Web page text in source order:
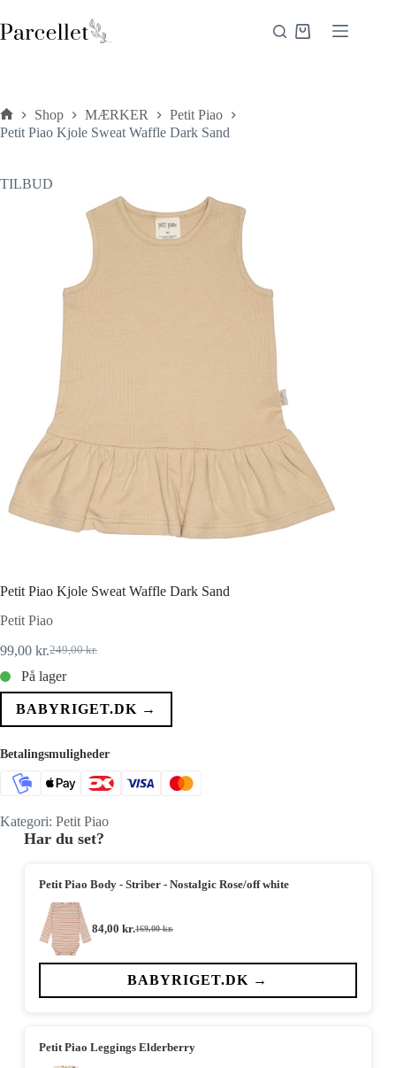
til
indhold
Indkøbskurv
Forside
Shop MÆRKER
Petit Piao
Petit Piao Kjole Sweat Waffle Dark Sand
TILBUD
Petit Piao Kjole Sweat Waffle Dark Sand
Petit Piao
249,00kr.
Den
oprindelige
pris
var:
99,00 kr.Den
aktuelle
pris
er:
På lager
BABYRIGET.DK →
Betalingsmuligheder
Kategori: Petit Piao
Har du set?
Petit Piao Body - Striber - Nostalgic Rose/off white
169,00kr.
Den
pris
var:
84,00 kr.Den
pris
er:
BABYRIGET.DK →
Petit Piao Leggings Elderberry